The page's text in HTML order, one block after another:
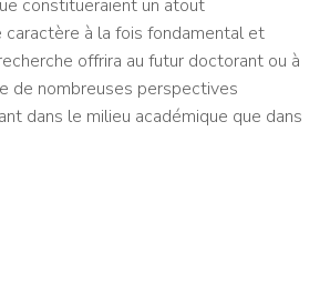
constitueraient un atout
caractère à la fois fondamental et
offrira au futur doctorant ou à
de nombreuses perspectives
dans le milieu académique que dans